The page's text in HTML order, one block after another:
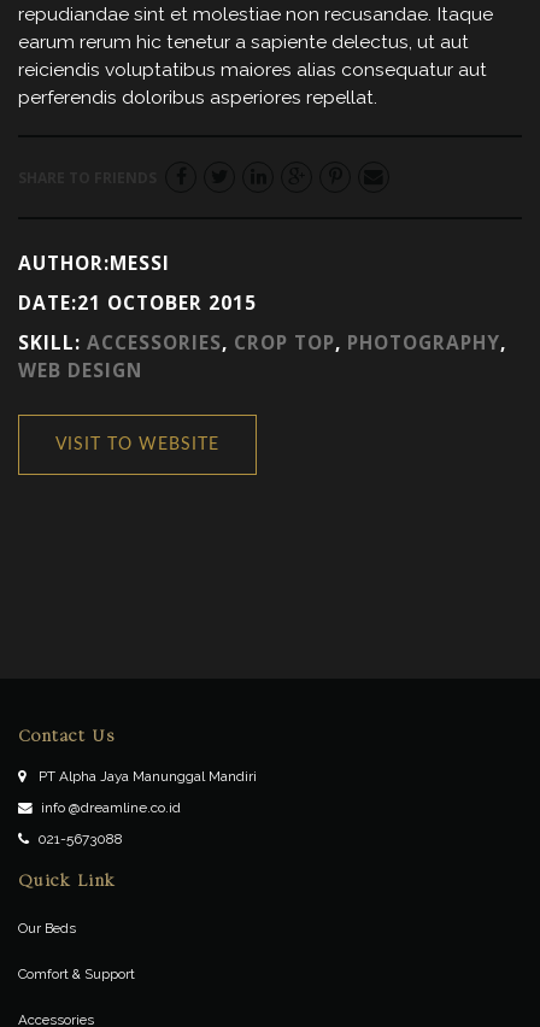
repudiandae sint et molestiae non recusandae. Itaque
earum rerum hic tenetur a sapiente delectus, ut aut
reiciendis voluptatibus maiores alias consequatur aut
perferendis doloribus asperiores repellat.
AUTHOR:MESSI
DATE:21 OCTOBER 2015
SKILL: ACCESSORIES, CROP TOP, PHOTOGRAPHY,
WEB DESIGN
VISIT TO WEBSITE
Contact Us
PT Alpha Jaya Manunggal Mandiri
info @dreamline.co.id
021-5673088
Quick Link
Our Beds
Comfort & Support
Accessories